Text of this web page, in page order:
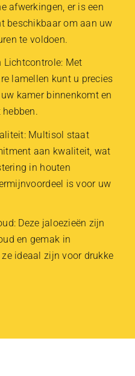
afwerkingen, er is een
beschikbaar om aan uw
te voldoen.
Lichtcontrole: Met
lamellen kunt u precies
kamer binnenkomt en
Multisol staat
aan kwaliteit, wat
in houten
is voor uw
Deze jaloezieën zijn
en gemak in
ideaal zijn voor drukke